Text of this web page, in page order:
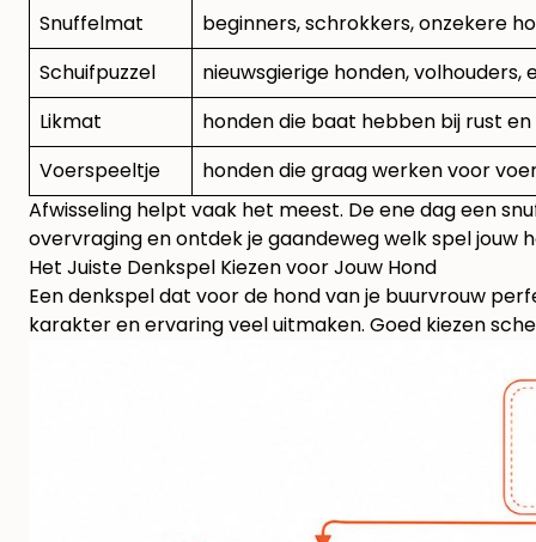
Snuffelmat
beginners, schrokkers, onzekere
Schuifpuzzel
nieuwsgierige honden, volhouders,
Likmat
honden die baat hebben bij rust
Voerspeeltje
honden die graag werken voor
Afwisseling helpt vaak het meest. De ene dag een
overvraging en ontdek je gaandeweg welk spel jouw
Het Juiste Denkspel Kiezen voor Jouw Hond
Een denkspel dat voor de hond van je buurvrouw
karakter en ervaring veel uitmaken. Goed kiezen